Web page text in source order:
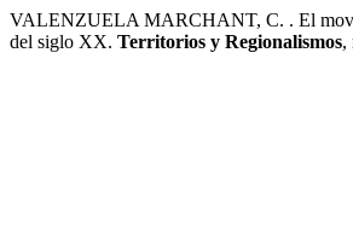
VALENZUELA MARCHANT, C. . El
del siglo XX. Territorios y Regionalismos,